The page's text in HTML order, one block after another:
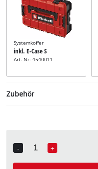
Systemkoffer
inkl. E-Case S
Art.-Nr: 4540011
Zubehör
-
Quantity
+